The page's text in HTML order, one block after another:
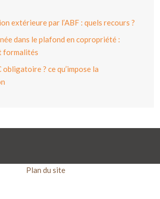
extérieure par l’ABF : quels recours ?
dans le plafond en copropriété :
formalités
? ce qu’impose la
Plan du site